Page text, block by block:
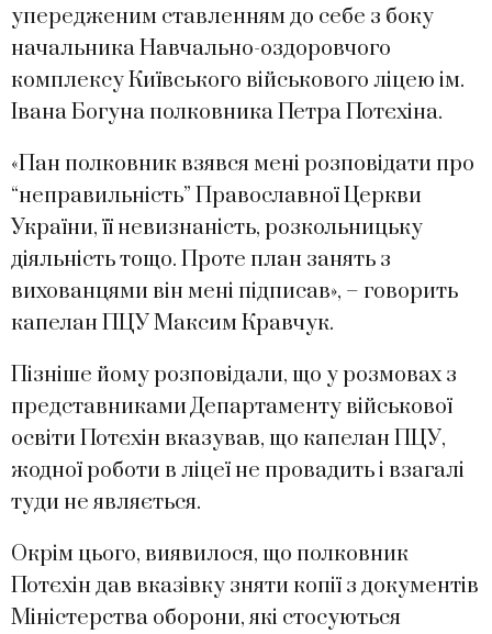
упередженим ставленням до себе з боку
начальника Навчально-оздоровчого
комплексу Київського військового ліцею ім.
Івана Богуна полковника Петра Потєхіна.
«Пан полковник взявся мені розповідати про
“неправильність” Православної Церкви
України, її невизнаність, розкольницьку
діяльність тощо. Проте план занять з
вихованцями він мені підписав», – говорить
капелан ПЦУ Максим Кравчук.
Пізніше йому розповідали, що у розмовах з
представниками Департаменту військової
освіти Потєхін вказував, що капелан ПЦУ,
жодної роботи в ліцеї не провадить і взагалі
туди не являється.
Окрім цього, виявилося, що полковник
Потєхін дав вказівку зняти копії з документів
Міністерства оборони, які стосуються